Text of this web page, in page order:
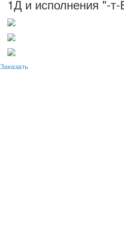
1Д и исполнения "-
Заказать